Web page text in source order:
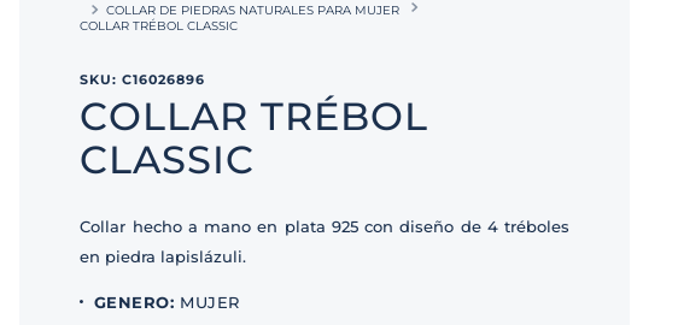
COLLAR DE PIEDRAS NATURALES PARA MUJER
COLLAR TRÉBOL CLASSIC
SKU:C16026896
COLLAR TRÉBOL
CLASSIC
Collar hecho a mano en plata 925 con diseño de 4 tréboles
en piedra lapislázuli.
GENERO: MUJER